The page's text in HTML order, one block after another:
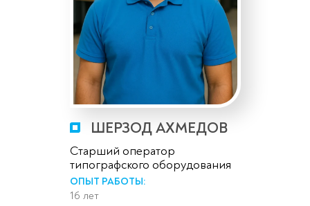
ШЕРЗОД АХМЕДОВ
Старший оператор
типографского оборудования
ОПЫТ РАБОТЫ:
16 лет